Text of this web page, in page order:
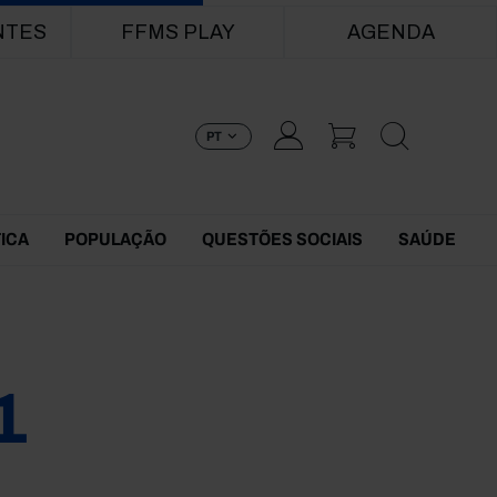
FFMS PLAY AGENDA
PT
POPULAÇÃO QUESTÕES SOCIAIS SAÚDE